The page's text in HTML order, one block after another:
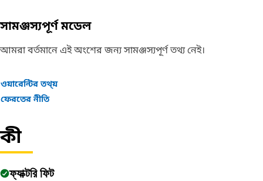
সামঞ্জস্যপূর্ণ মডেল
আমরা বর্তমানে এই অংশের জন্য সামঞ্জস্যপূর্ণ তথ্য নেই।
ওয়ারেন্টির তথ্য়
ফেরতের নীতি
কী
ফ্যাক্টরি ফিট